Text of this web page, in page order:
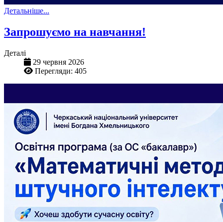
Детальніше...
Запрошуємо на навчання!
Деталі
29 червня 2026
Перегляди: 405